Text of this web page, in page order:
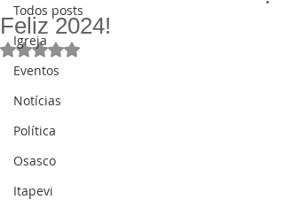
Todos posts
Igreja
Eventos
Notícias
Política
Osasco
Itapevi
Feliz 2024!
Avaliado com NaN de 5 estrelas.